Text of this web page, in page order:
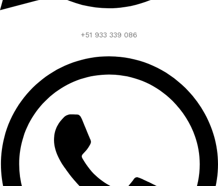
+51 933 339 086